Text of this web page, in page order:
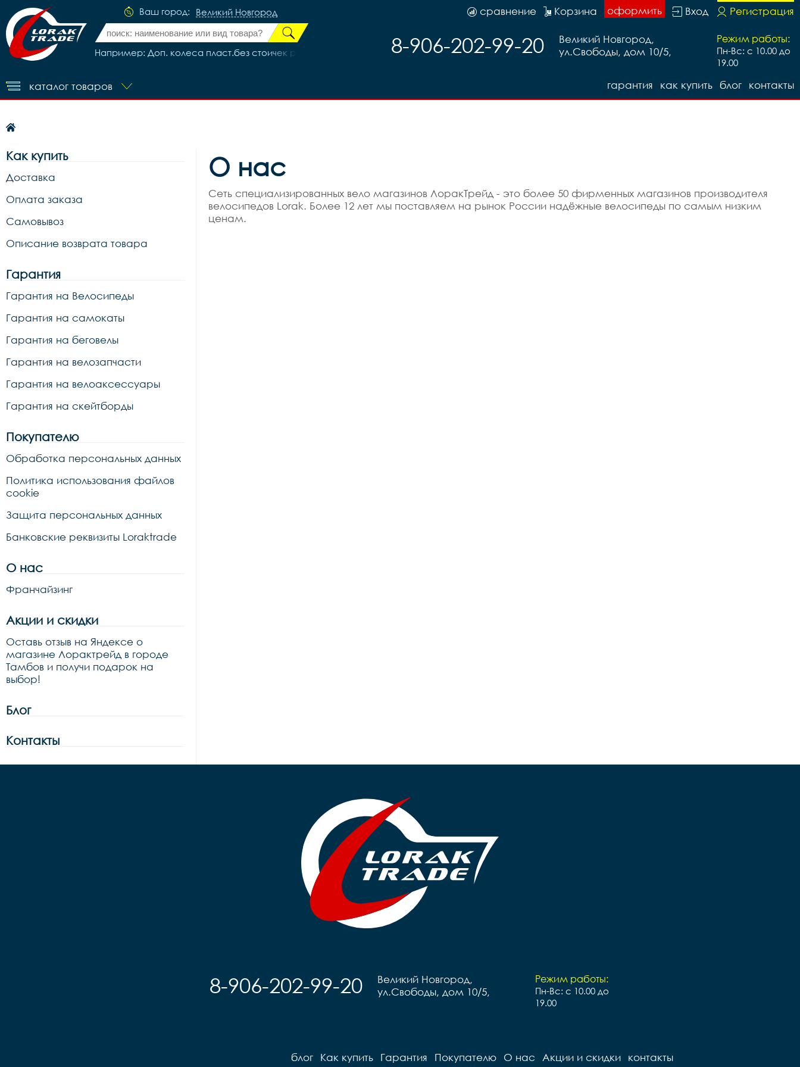
Ваш город: Великий Новгород
Например: Доп. колеса пласт.без стоичек размер 110 3243044-80
Регистрация
Вход
оформить
Корзина
сравнение
Режим работы:
Пн-Вс: с 10.00 до
19.00
Великий Новгород,
ул.Свободы, дом 10/5,
8-906-202-99-20
каталог товаров контакты
блог
как купить
гарантия
Как купить
Доставка
Оплата заказа
Самовывоз
Описание возврата товара
Гарантия
Гарантия на Велосипеды
Гарантия на самокаты
Гарантия на беговелы
Гарантия на велозапчасти
Гарантия на велоаксессуары
Гарантия на скейтборды
Покупателю
Обработка персональных данных
Политика использования файлов
cookie
Защита персональных данных
Банковские реквизиты Loraktrade
О нас
Франчайзинг
Акции и скидки
Оставь отзыв на Яндексе о
магазине Лорактрейд в городе
Тамбов и получи подарок на
выбор!
Блог
Контакты
О нас
Сеть специализированных вело магазинов ЛоракТрейд - это более 50 фирменных магазинов производителя
велосипедов Lorak. Более 12 лет мы поставляем на рынок России надёжные велосипеды по самым низким
ценам.
Режим работы:
Пн-Вс: с 10.00 до
19.00
Великий Новгород,
ул.Свободы, дом 10/5,
8-906-202-99-20
блог Как купить Гарантия Покупателю О нас Акции и скидки контакты